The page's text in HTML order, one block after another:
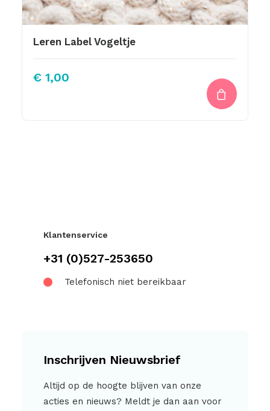
Leren Label Vogeltje
€ 1,00
Klantenservice
+31 (0)527-253650
Telefonisch niet bereikbaar
Inschrijven Nieuwsbrief
Altijd op de hoogte blijven van onze
acties en nieuws? Meldt je dan aan voor